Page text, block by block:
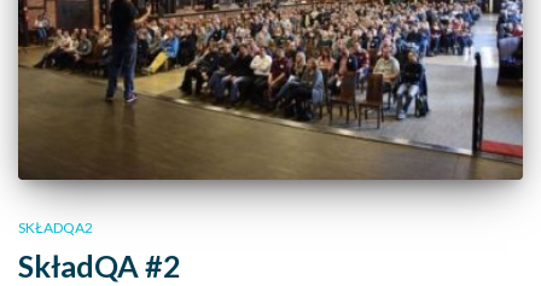
SKŁADQA2
SkładQA #2